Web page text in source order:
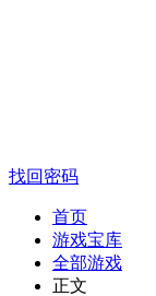
找回密码
首页
游戏宝库
全部游戏
正文